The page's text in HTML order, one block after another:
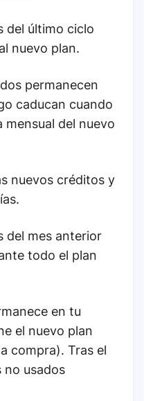
del último ciclo
nuevo plan.
permanecen
caducan cuando
mensual del nuevo
nuevos créditos y
del mes anterior
todo el plan
en tu
el nuevo plan
compra). Tras el
no usados